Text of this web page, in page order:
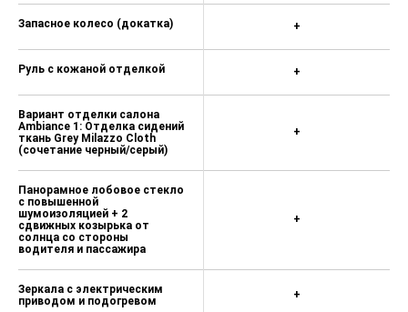
Запасное колесо (докатка)
Руль с кожаной отделкой
Вариант отделки салона
Ambiance 1: Отделка сидений
ткань Grey Milazzo Cloth
(сочетание черный/серый)
Панорамное лобовое стекло
с повышенной
шумоизоляцией + 2
сдвижных козырька от
солнца со стороны
водителя и пассажира
Зеркала с электрическим
приводом и подогревом
+
+
+
+
+